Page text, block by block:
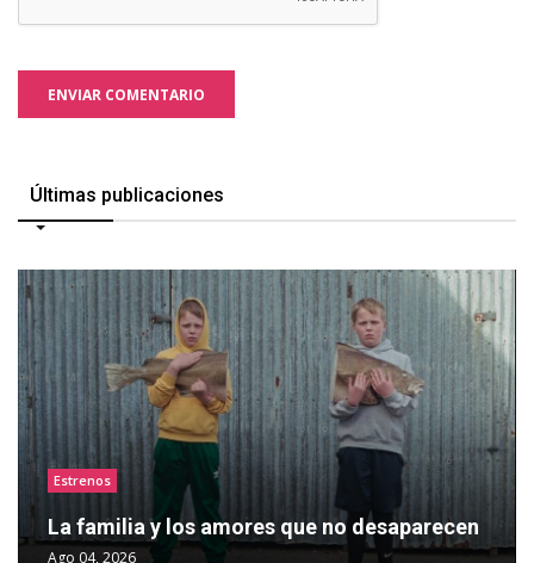
ENVIAR COMENTARIO
Últimas publicaciones
Estrenos
La familia y los amores que no desaparecen
Ago 04, 2026